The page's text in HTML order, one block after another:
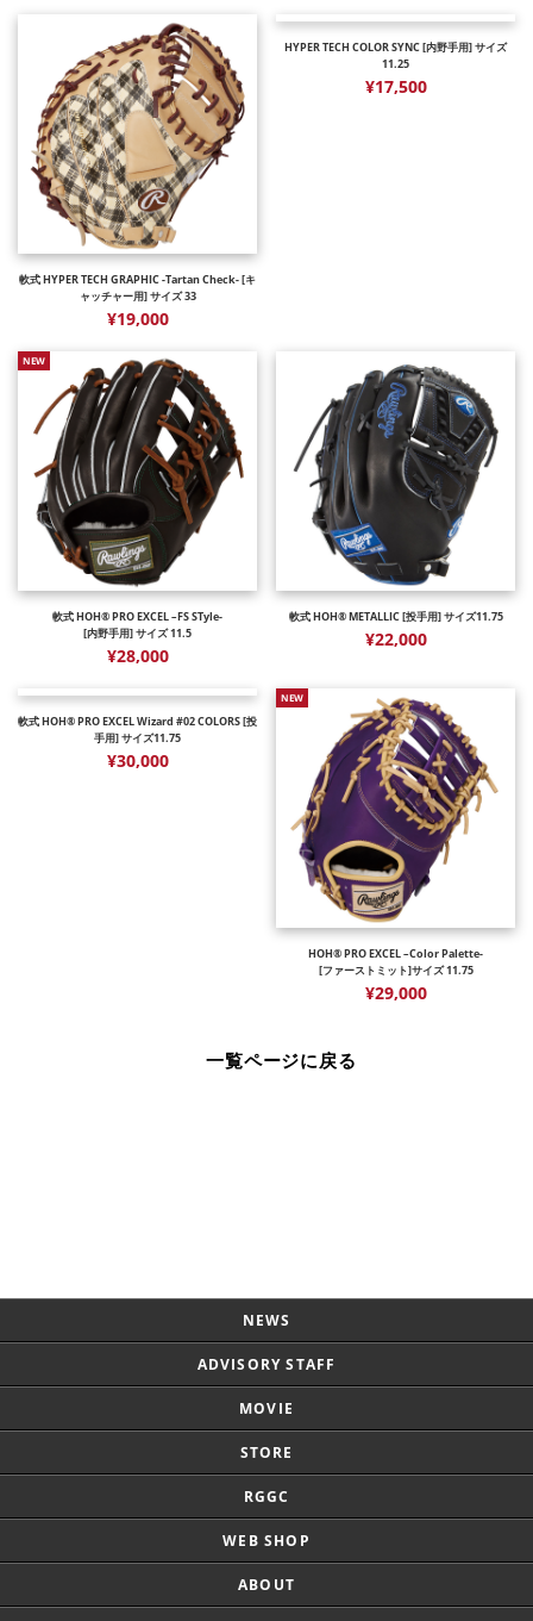
軟式 HYPER TECH GRAPHIC -Tartan Check- [キ
ャッチャー用] サイズ 33
¥19,000
HYPER TECH COLOR SYNC [内野手用] サイズ
11.25
¥17,500
NEW
軟式 HOH® PRO EXCEL –FS STyle-
[内野手用] サイズ 11.5
¥28,000
軟式 HOH® METALLIC [投手用] サイズ11.75
¥22,000
軟式 HOH® PRO EXCEL Wizard #02 COLORS [投
手用] サイズ11.75
¥30,000
NEW
HOH® PRO EXCEL –Color Palette-
[ファーストミット]サイズ 11.75
¥29,000
一覧ページに戻る
NEWS
ADVISORY STAFF
MOVIE
STORE
RGGC
WEB SHOP
ABOUT